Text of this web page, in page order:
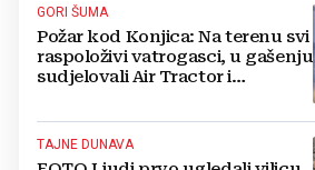
GORI ŠUMA
Požar kod Konjica: Na terenu svi
raspoloživi vatrogasci, u gašenju
sudjelovali Air Tractor i
TAJNE DUNAVA